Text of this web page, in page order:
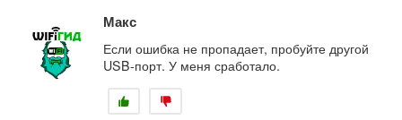
Макс
Если ошибка не пропадает, пробуйте другой
USB-порт. У меня сработало.